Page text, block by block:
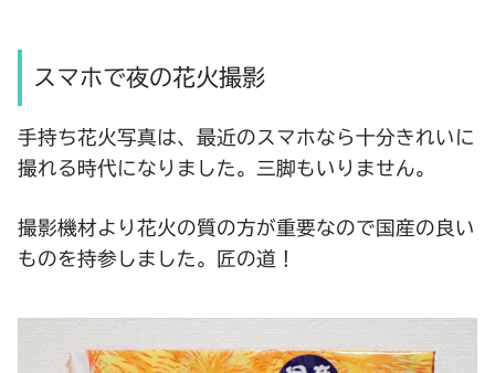
スマホで夜の花火撮影
手持ち花火写真は、最近のスマホなら十分きれいに
撮れる時代になりました。三脚もいりません。
撮影機材より花火の質の方が重要なので国産の良い
ものを持参しました。匠の道！